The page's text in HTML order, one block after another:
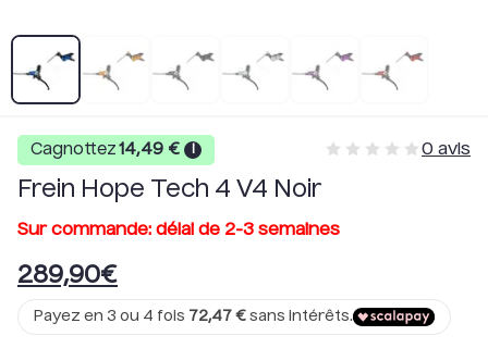
Cagnottez 14,49 € i 0 avis
Frein Hope Tech 4 V4 Noir
Sur commande: délai de 2-3 semaines
289,90€
Payez en 3 ou 4 fois 72,47 € sans intérêts.